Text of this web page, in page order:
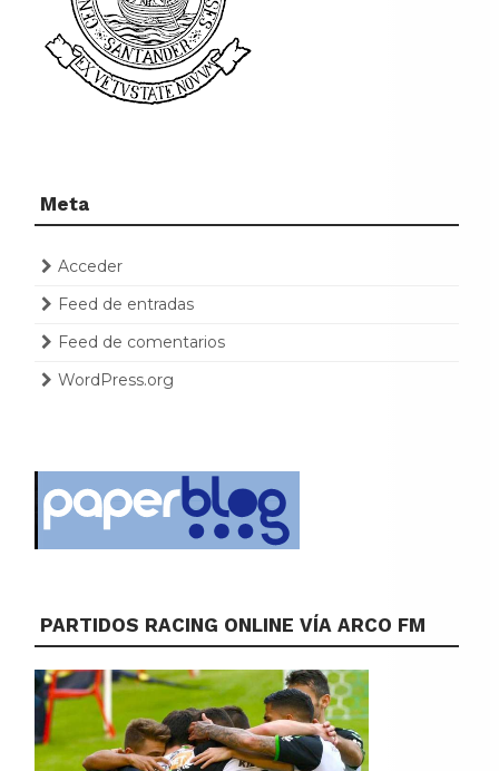
Meta
Acceder
Feed de entradas
Feed de comentarios
WordPress.org
PARTIDOS RACING ONLINE VÍA ARCO FM